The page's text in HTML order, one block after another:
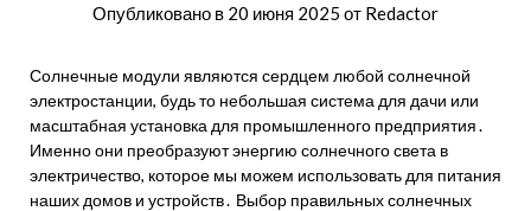
Опубликовано в 20 июня 2025 от Redactor
Солнечные модули являются сердцем любой солнечной
электростанции, будь то небольшая система для дачи или
масштабная установка для промышленного предприятия․
Именно они преобразуют энергию солнечного света в
электричество, которое мы можем использовать для питания
наших домов и устройств․ Выбор правильных солнечных